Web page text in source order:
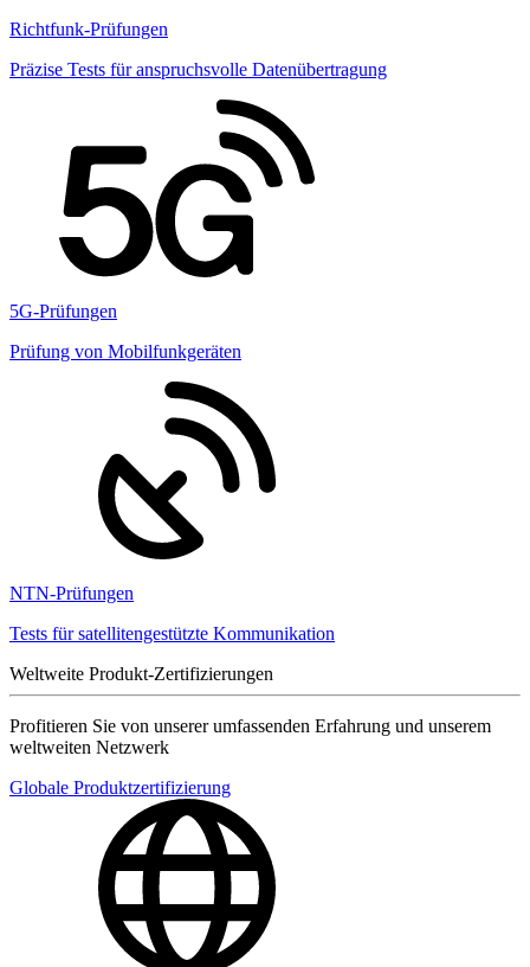
Richtfunk-Prüfungen
Präzise Tests für anspruchsvolle Datenübertragung
5G-Prüfungen
Prüfung von Mobilfunkgeräten
NTN-Prüfungen
Tests für satellitengestützte Kommunikation
Weltweite Produkt-Zertifizierungen
Profitieren Sie von unserer umfassenden Erfahrung und unserem
weltweiten Netzwerk
Globale Produktzertifizierung